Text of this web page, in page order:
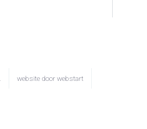
website door webstart